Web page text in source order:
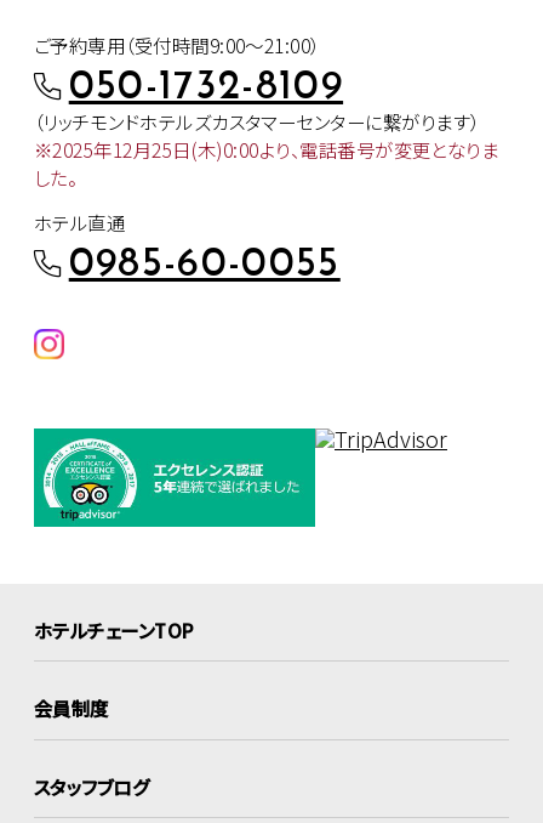
ご予約専用（受付時間9:00～21:00）
050-1732-8109
（リッチモンドホテルズカスタマーセンターに繋がります）
※2025年12月25日(木)0:00より、電話番号が変更となりま
した。
ホテル直通
0985-60-0055
ホテルチェーンTOP
会員制度
スタッフブログ